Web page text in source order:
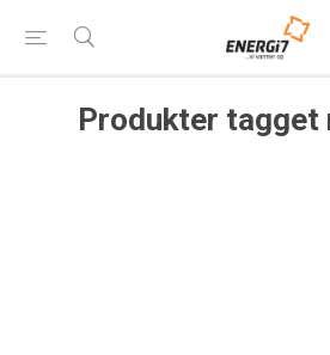
Produkter tagget